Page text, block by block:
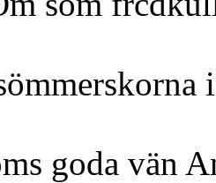
goda vän